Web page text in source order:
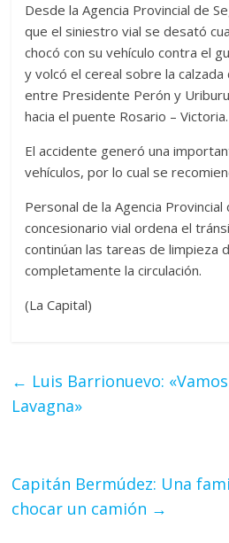
Desde la Agencia Provincial de
que el siniestro vial se desató
chocó con su vehículo contra el
y volcó el cereal sobre la calzada
entre Presidente Perón y
hacia el puente Rosario – Victoria.
El accidente generó una
vehículos, por lo cual se
Personal de la Agencia Provincial
concesionario vial ordena el
continúan las tareas de limpieza
completamente la circulación.
(La Capital)
← Luis Barrionuevo:
Lavagna»
Capitán Bermúdez: Una
chocar un camión →